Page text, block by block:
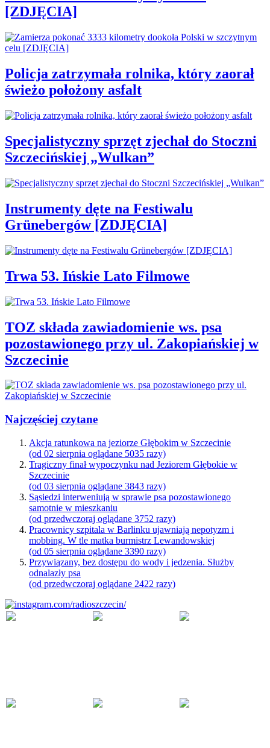
[ZDJĘCIA]
Policja zatrzymała rolnika, który zaorał
świeżo położony asfalt
Specjalistyczny sprzęt zjechał do Stoczni
Szczecińskiej „Wulkan”
Instrumenty dęte na Festiwalu
Grünebergów [ZDJĘCIA]
Trwa 53. Ińskie Lato Filmowe
TOZ składa zawiadomienie ws. psa
pozostawionego przy ul. Zakopiańskiej w
Szczecinie
Najczęściej czytane
Akcja ratunkowa na jeziorze Głębokim w Szczecinie
(od 02 sierpnia oglądane 5035 razy)
Tragiczny finał wypoczynku nad Jeziorem Głębokie w
Szczecinie
(od 03 sierpnia oglądane 3843 razy)
Sąsiedzi interweniują w sprawie psa pozostawionego
samotnie w mieszkaniu
(od przedwczoraj oglądane 3752 razy)
Pracownicy szpitala w Barlinku ujawniają nepotyzm i
mobbing. W tle matka burmistrz Lewandowskiej
(od 05 sierpnia oglądane 3390 razy)
Przywiązany, bez dostępu do wody i jedzenia. Służby
odnalazły psa
(od przedwczoraj oglądane 2422 razy)